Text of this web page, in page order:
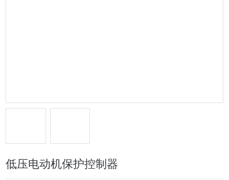
低压电动机保护控制器